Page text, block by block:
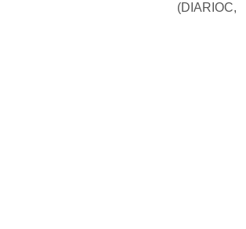
(DIARIOC,